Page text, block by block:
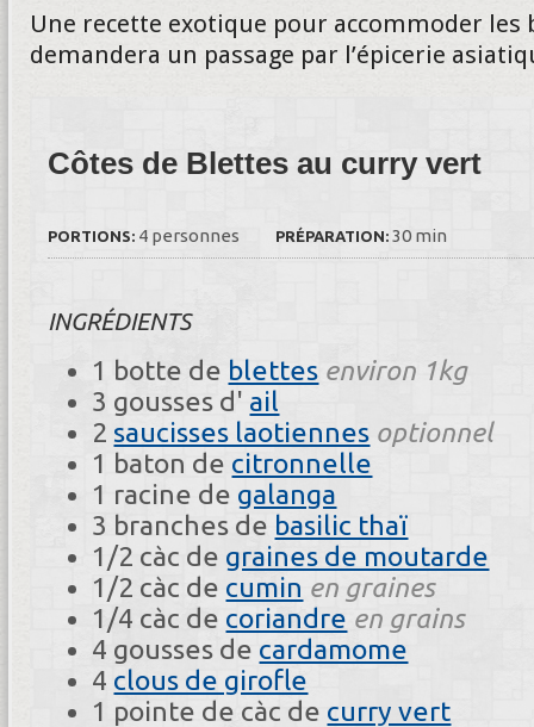
Une recette exotique pour accommoder les
demandera un passage par l’épicerie
Côtes de Blettes au curry vert
PORTIONS: 4 personnes PRÉPARATION: 30 min
INGRÉDIENTS
1 botte de blettes environ 1kg
3 gousses d' ail
2 saucisses laotiennes optionnel
1 baton de citronnelle
1 racine de galanga
3 branches de basilic thaï
1/2 càc de graines de moutarde
1/2 càc de cumin en graines
1/4 càc de coriandre en grains
4 gousses de cardamome
4 clous de girofle
1 pointe de càc de curry vert